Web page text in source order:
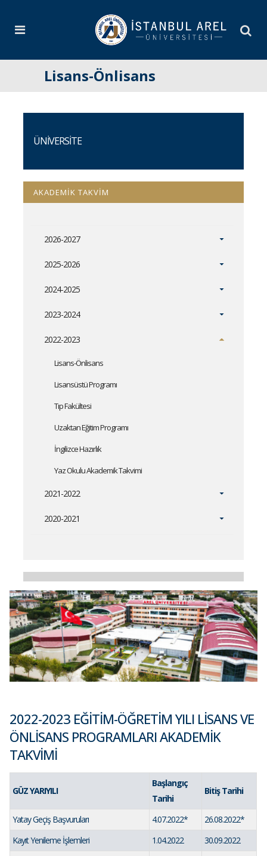
Lisans-Önlisans
ÜNİVERSİTE
AKADEMİK TAKVİM
2026-2027
2025-2026
2024-2025
2023-2024
2022-2023
Lisans-Önlisans
Lisansüstü Programı
Tıp Fakültesi
Uzaktan Eğitim Programı
İngilizce Hazırlık
Yaz Okulu Akademik Takvimi
2021-2022
2020-2021
2022-2023 EĞİTİM-ÖĞRETİM YILI LİSANS VE
ÖNLİSANS PROGRAMLARI AKADEMİK
TAKVİMİ
GÜZ YARIYILI
Başlangıç
Tarihi
Bitiş Tarihi
Yatay Geçiş Başvuruları 4.07.2022*
26.08.2022*
Kayıt Yenileme İşlemleri
1.04.2022
30.09.2022